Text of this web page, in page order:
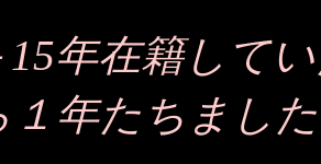
15年在籍して
１年たちまし